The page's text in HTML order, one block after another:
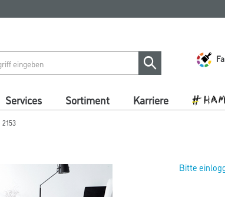
Services Sortiment Karriere
2153
Bitte